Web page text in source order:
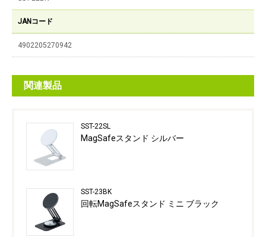
JANコード
4902205270942
関連製品
SST-22SL
MagSafeスタンド シルバー
SST-23BK
回転MagSafeスタンド ミニ ブラック